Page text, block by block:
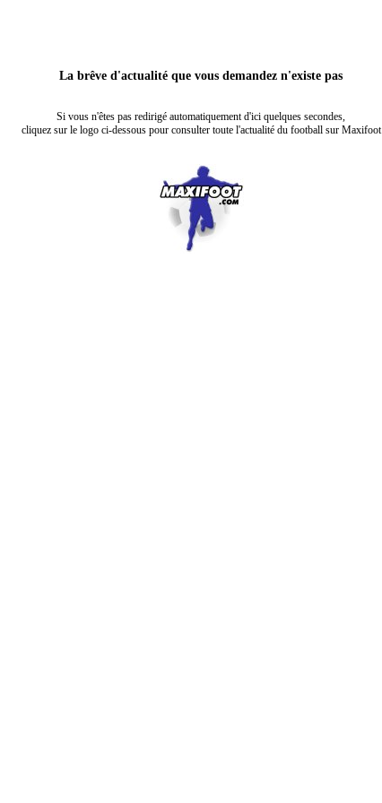
La brêve d'actualité que vous demandez n'existe pas
Si vous n'êtes pas redirigé automatiquement d'ici quelques secondes,
cliquez sur le logo ci-dessous pour consulter toute l'actualité du football sur Maxifoot